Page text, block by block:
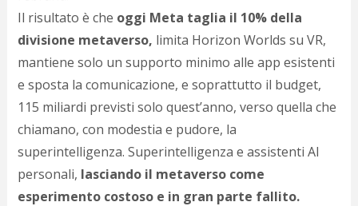
Il risultato è che oggi Meta taglia il 10% della
divisione metaverso, limita Horizon Worlds su VR,
mantiene solo un supporto minimo alle app esistenti
e sposta la comunicazione, e soprattutto il budget,
115 miliardi previsti solo quest’anno, verso quella che
chiamano, con modestia e pudore, la
superintelligenza. Superintelligenza e assistenti AI
personali, lasciando il metaverso come
esperimento costoso e in gran parte fallito.